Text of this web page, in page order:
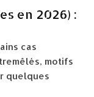
en 2026) :
cas
motifs
quelques